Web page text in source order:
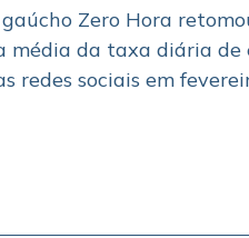
gaúcho Zero Hora
média da taxa diária de
redes sociais em